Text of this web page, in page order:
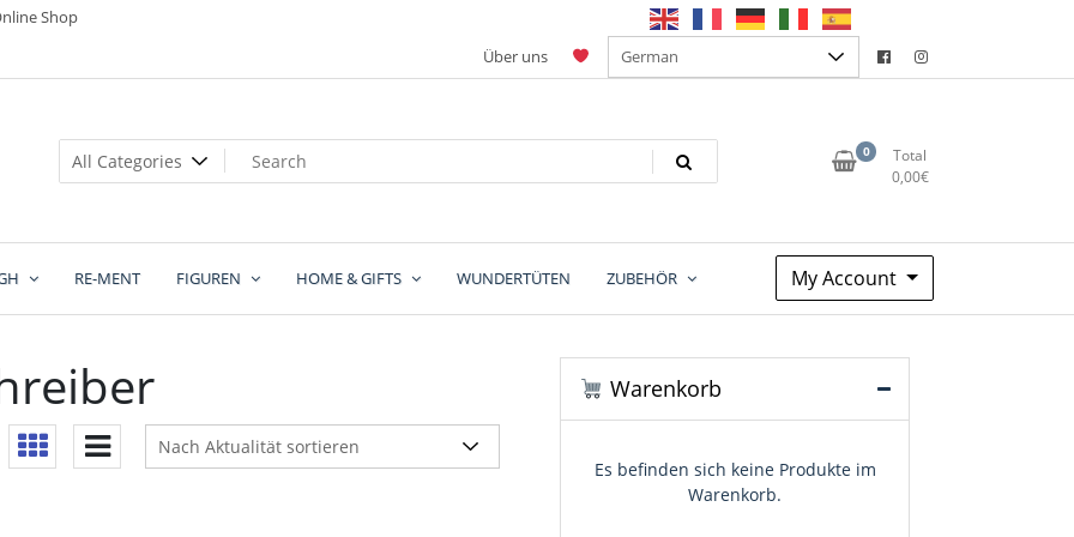
Shop
Über uns
0
Total
0,00€
RE-MENT FIGUREN HOME & GIFTS WUNDERTÜTEN ZUBEHÖR My Account
Warenkorb
Es befinden sich keine Produkte im
Warenkorb.